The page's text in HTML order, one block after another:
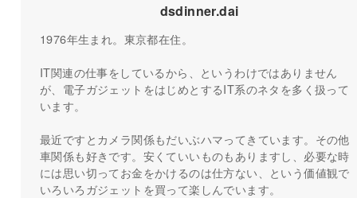
dsdinner.dai
1976年生まれ。東京都在住。
IT関連の仕事をしているから、というわけではありません
が、電子ガジェットをはじめとするIT系のネタを多く扱って
います。
最近ですとカメラ関係もだいぶハマってきています。その他
車関係も好きです。安くていいものもありますし、必要な時
には思い切ってお金をかけるのは仕方ない、という価値観で
いろいろガジェットを買って楽しんでいます。